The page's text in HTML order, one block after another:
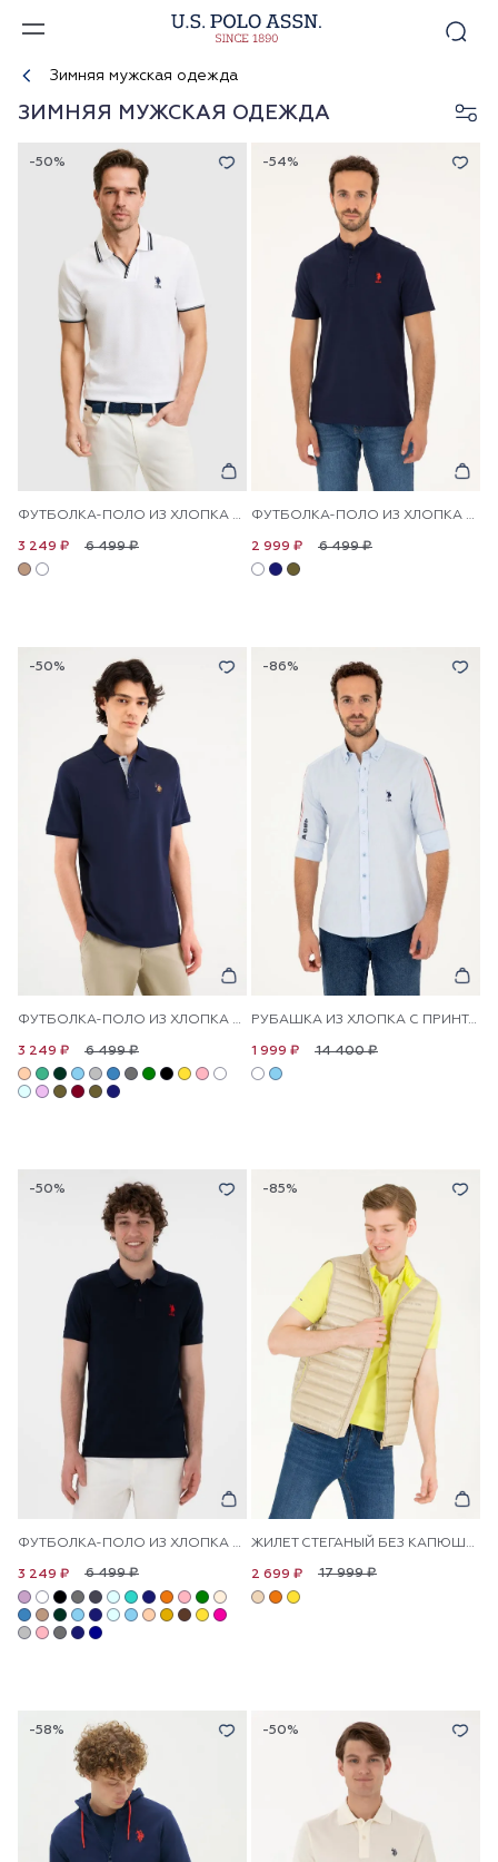
Зимняя мужская одежда
ЗИМНЯЯ МУЖСКАЯ ОДЕЖДА
-50%
ФУТБОЛКА-ПОЛО ИЗ ХЛОПКА С КОНТРАСТНОЙ ОКАНТОВКОЙ
6 499 ₽
3 249 ₽
-54%
ФУТБОЛКА-ПОЛО ИЗ ХЛОПКА С ВОРОТНИКОМ-СТОЙКА
6 499 ₽
2 999 ₽
-50%
ФУТБОЛКА-ПОЛО ИЗ ХЛОПКА С КОНТРАСТНОЙ ПЛАНКОЙ
6 499 ₽
3 249 ₽
-86%
РУБАШКА ИЗ ХЛОПКА С ПРИНТОМ ПРЯМАЯ
14 400 ₽
1 999 ₽
-50%
ФУТБОЛКА-ПОЛО ИЗ ХЛОПКА С ЛОГОТИПОМ
6 499 ₽
3 249 ₽
-85%
ЖИЛЕТ СТЕГАНЫЙ БЕЗ КАПЮШОНА
17 999 ₽
2 699 ₽
-58% -50%